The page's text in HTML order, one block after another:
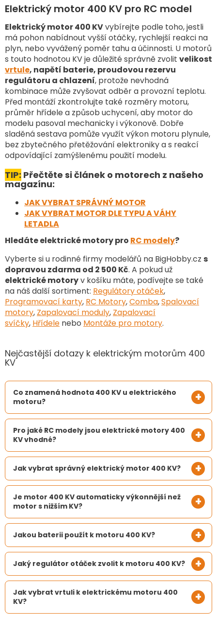
l
á
d
a
c
í
p
r
v
k
y
v
ý
p
i
s
u
Elektrický motor 400 KV pro RC model
Elektrický motor 400 KVvybírejte podle toho, jestli
má pohon nabídnout vyšší otáčky, rychlejší reakci na
plyn, nebo vyvážený poměr tahu a účinnosti. U motorů
s touto hodnotou KV je důležité správně zvolit velikost
vrtule, napětí baterie, proudovou rezervu
regulátoru a chlazení, protože nevhodná
kombinace může zvyšovat odběr a provozní teplotu.
Před montáží zkontrolujte také rozměry motoru,
průměr hřídele a způsob uchycení, aby motor do
modelu pasoval mechanicky i výkonově. Dobře
sladěná sestava pomůže využít výkon motoru plynule,
bez zbytečného přetěžování elektroniky a s reakcí
odpovídající zamýšlenému použití modelu.
TIP: Přečtěte si článek o motorech z našeho
magazínu:
JAK VYBRAT SPRÁVNÝ MOTOR
JAK VYBRAT MOTOR DLE TYPU A VÁHY
LETADLA
Hledáte elektrické motory pro RC modely?
Vyberte si u rodinné firmy modelářů na BigHobby.cz s
dopravou zdarma od 2 500 Kč. A pokud už
elektrické motoryv košíku máte, podívejte se také
na náš další sortiment: Regulátory otáček,
Programovací karty, RC Motory,Comba,Spalovací
motory, Zapalovací moduly, Zapalovací
svíčky, Hřídele nebo Montáže pro motory.
Nejčastější dotazy k elektrickým motorům 400
KV
Co znamená hodnota 400 KV u elektrického
motoru?
Pro jaké RC modely jsou elektrické motory 400
KV vhodné?
Jak vybrat správný elektrický motor 400 KV?
Je motor 400 KV automaticky výkonnější než
motor s nižším KV?
Jakou baterii použít k motoru 400 KV?
Jaký regulátor otáček zvolit k motoru 400 KV?
Jak vybrat vrtuli k elektrickému motoru 400
KV?